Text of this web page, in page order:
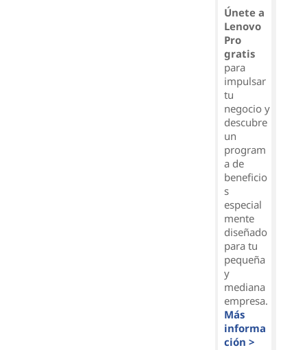
Únete a
Lenovo
Pro
gratis
para
impulsar
tu
negocio y
descubre
un
program
a de
beneficio
s
especial
mente
diseñado
para tu
pequeña
y
mediana
empresa.
Más
informa
ción >